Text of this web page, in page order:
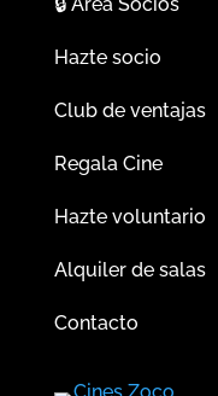
🔒Área Socios
Hazte socio
Club de ventajas
Regala Cine
Hazte voluntario
Alquiler de salas
Contacto